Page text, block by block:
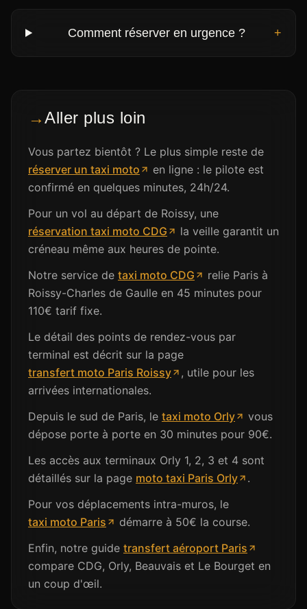
Comment réserver en urgence ? +
→Aller plus loin
Vous partez bientôt ? Le plus simple reste de
réserver un taxi moto
en ligne : le pilote est
confirmé en quelques minutes, 24h/24.
Pour un vol au départ de Roissy, une
réservation taxi moto CDG
la veille garantit un
créneau même aux heures de pointe.
Notre service de taxi moto CDG
relie Paris à
Roissy-Charles de Gaulle en 45 minutes pour
110€ tarif fixe.
Le détail des points de rendez-vous par
terminal est décrit sur la page
transfert moto Paris Roissy
, utile pour les
arrivées internationales.
Depuis le sud de Paris, le taxi moto Orly
vous
dépose porte à porte en 30 minutes pour 90€.
Les accès aux terminaux Orly 1, 2, 3 et 4 sont
détaillés sur la page moto taxi Paris Orly
.
Pour vos déplacements intra-muros, le
taxi moto Paris
démarre à 50€ la course.
Enfin, notre guide transfert aéroport Paris
compare CDG, Orly, Beauvais et Le Bourget en
un coup d'œil.